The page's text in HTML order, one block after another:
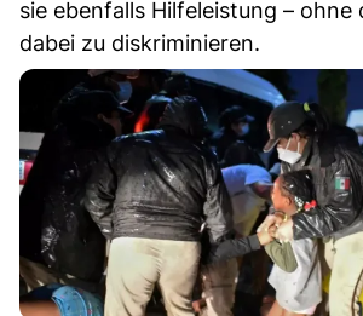
sie ebenfalls Hilfeleistung –
dabei zu diskriminieren.